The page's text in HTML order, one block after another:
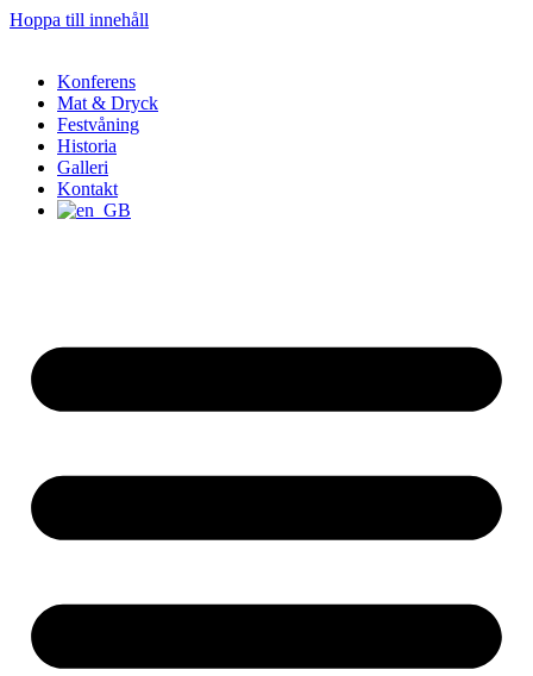
Hoppa till innehåll
Konferens
Mat & Dryck
Festvåning
Historia
Galleri
Kontakt